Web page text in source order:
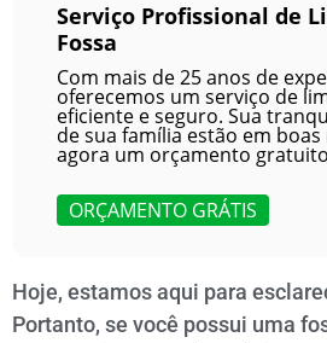
Serviço Profissional de
Fossa
Com mais de 25 anos de
oferecemos um serviço de
eficiente e seguro. Sua
de sua família estão em
agora um orçamento
ORÇAMENTO GRÁTIS
Hoje, estamos aqui para
Portanto, se você possui uma